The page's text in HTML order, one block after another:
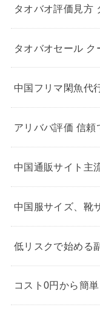
タオバオ評価見方
タオバオセール ク
中国フリマ閑魚代
アリババ評価 信
中国通販サイト主
中国服サイズ、靴
低リスクで始める
コスト0円から簡